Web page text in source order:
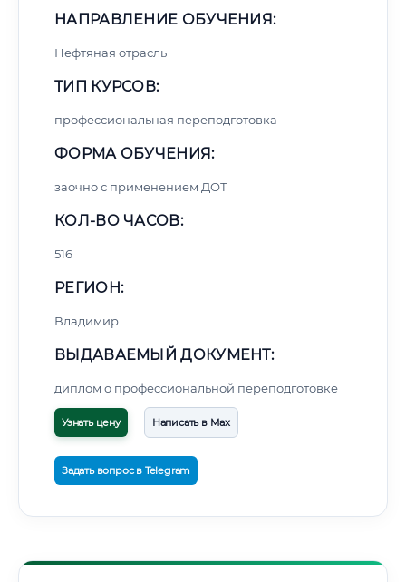
НАПРАВЛЕНИЕ ОБУЧЕНИЯ:
Нефтяная отрасль
ТИП КУРСОВ:
профессиональная переподготовка
ФОРМА ОБУЧЕНИЯ:
заочно с применением ДОТ
КОЛ-ВО ЧАСОВ:
516
РЕГИОН:
Владимир
ВЫДАВАЕМЫЙ ДОКУМЕНТ:
диплом о профессиональной переподготовке
Узнать цену Написать в Max
Задать вопрос в Telegram